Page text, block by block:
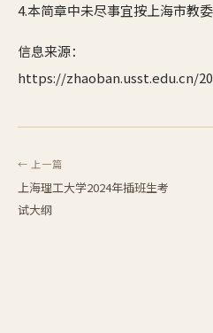
4.本简章中未尽事宜按上海市教
信息来源：
https://zhaoban.usst.edu.cn/
← 上一篇
上海理工大学2024年插班生考
试大纲